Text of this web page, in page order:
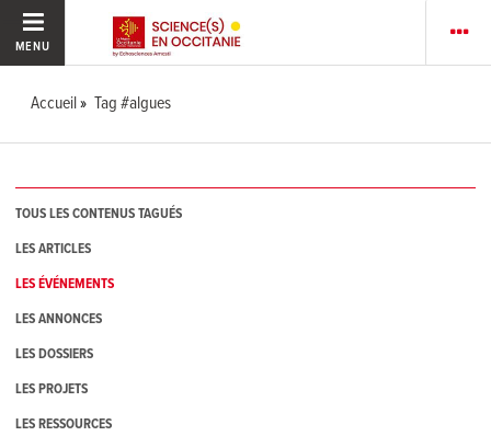
MENU
Accueil Tag #algues
TOUS LES CONTENUS TAGUÉS
LES ARTICLES
LES ÉVÉNEMENTS
LES ANNONCES
LES DOSSIERS
LES PROJETS
LES RESSOURCES